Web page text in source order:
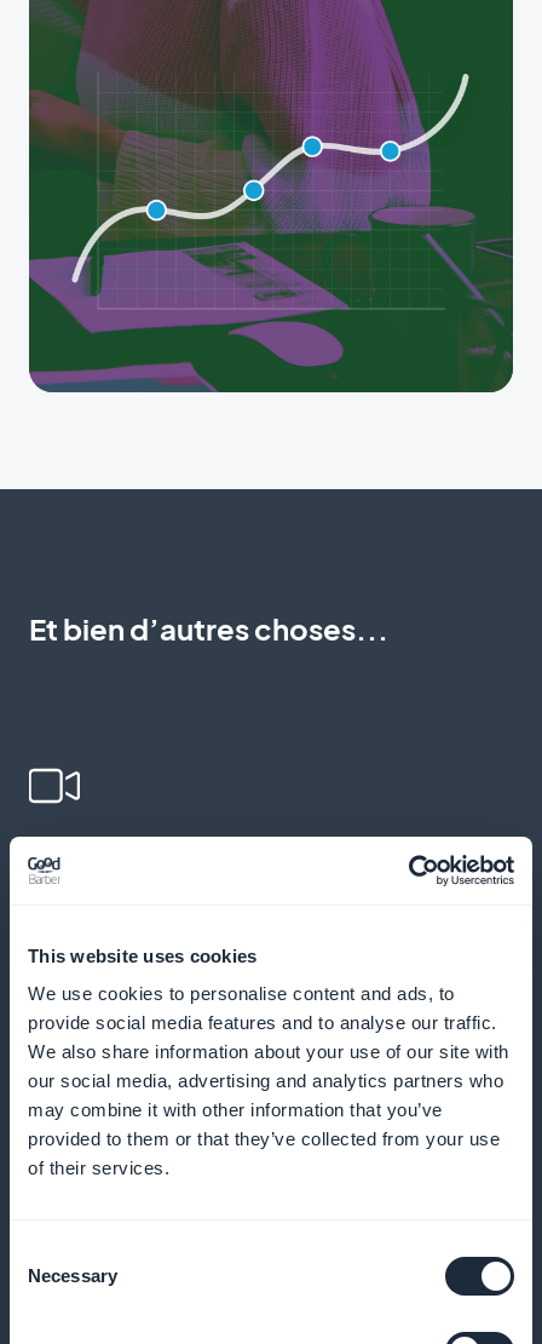
This website uses cookies
We use cookies to personalise content and ads, to
provide social media features and to analyse our traffic.
We also share information about your use of our site with
our social media, advertising and analytics partners who
may combine it with other information that you’ve
provided to them or that they’ve collected from your use
of their services.
Selection
Necessary
Et bien d’autres choses...
Intégrez des vidéos pour enrichir
l’expérience d’apprentissage
Ajoutez du contenu vidéo pour diversifier les formats
pédagogiques et améliorer l’engagement des
étudiants.
Envoyez des notifications push pour
inciter à suivre les nouveaux cours
est disponible pour maximiser leur engagement.